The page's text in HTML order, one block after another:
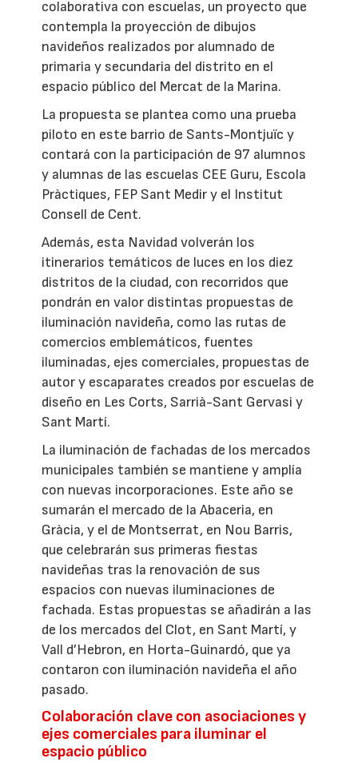
colaborativa con escuelas, un proyecto que
contempla la proyección de dibujos
navideños realizados por alumnado de
primaria y secundaria del distrito en el
espacio público del Mercat de la Marina.
La propuesta se plantea como una prueba
piloto en este barrio de Sants-Montjuïc y
contará con la participación de 97 alumnos
y alumnas de las escuelas CEE Guru, Escola
Pràctiques, FEP Sant Medir y el Institut
Consell de Cent.
Además, esta Navidad volverán los
itinerarios temáticos de luces en los diez
distritos de la ciudad, con recorridos que
pondrán en valor distintas propuestas de
iluminación navideña, como las rutas de
comercios emblemáticos, fuentes
iluminadas, ejes comerciales, propuestas de
autor y escaparates creados por escuelas de
diseño en Les Corts, Sarrià-Sant Gervasi y
Sant Martí.
La iluminación de fachadas de los mercados
municipales también se mantiene y amplía
con nuevas incorporaciones. Este año se
sumarán el mercado de la Abaceria, en
Gràcia, y el de Montserrat, en Nou Barris,
que celebrarán sus primeras fiestas
navideñas tras la renovación de sus
espacios con nuevas iluminaciones de
fachada. Estas propuestas se añadirán a las
de los mercados del Clot, en Sant Martí, y
Vall d’Hebron, en Horta-Guinardó, que ya
contaron con iluminación navideña el año
pasado.
Colaboración clave con asociaciones y
ejes comerciales para iluminar el
espacio público